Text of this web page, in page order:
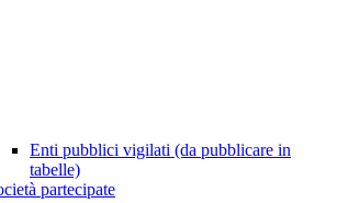
Enti pubblici vigilati (da pubblicare in
tabelle)
partecipate